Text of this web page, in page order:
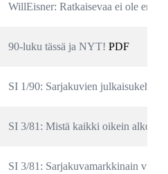
WillEisner: Ratkaisevaa ei ole enää
90-luku tässä ja NYT! PDF
SI 1/90: Sarjakuvien
SI 3/81: Mistä kaikki oikein alkoi?
SI 3/81: Sarjakuvamarkkinain